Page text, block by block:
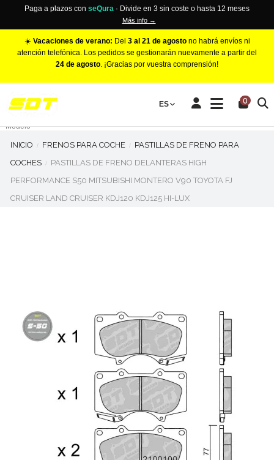
Paga a plazos con seQura · Divide en 3 sin coste o hasta 12 meses
Más info →
☀️ Vacaciones de verano: Del 3 al 21 de agostono habrá envíos ni
atención telefónica. Los pedidos se gestionarán nuevamente a partir del
24 de agosto. ¡Gracias por vuestra comprensión!
ES 0
Make
Modelo
INICIO FRENOS PARA COCHE
PASTILLAS DE FRENO PARA
COCHES
PASTILLAS DE FRENO DELANTERAS HIGH
PERFORMANCE S50 MITSUBISHI MONTERO V90 TOYOTA FJ
CRUISER LAND CRUISER KDJ120 KDJ125 HI-LUX